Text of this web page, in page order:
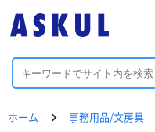
ホーム 事務用品/文房具